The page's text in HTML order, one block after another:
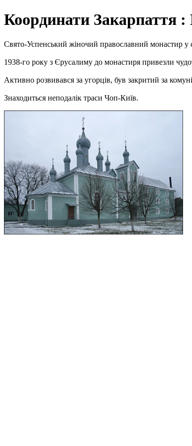
Координати Закарпаття
Свято-Успенський жіночий православний монастир у
1938-го року з Єрусалиму до монастиря привезли
Активно розвивався за угорців, був закритий за
Знаходиться неподалік траси Чоп-Київ.